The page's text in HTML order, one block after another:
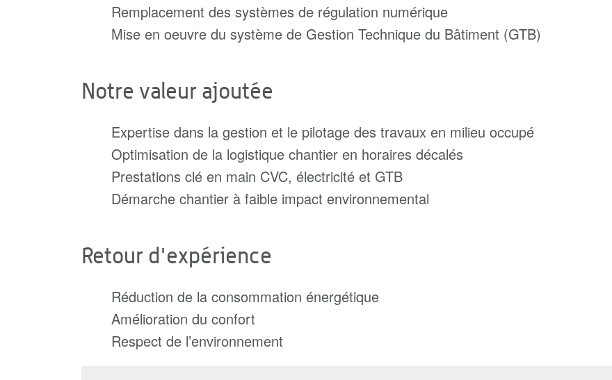
Remplacement des systèmes de régulation numérique
Mise en oeuvre du système de Gestion Technique du Bâtiment (GTB)
Notre valeur ajoutée
Expertise dans la gestion et le pilotage des travaux en milieu occupé
Optimisation de la logistique chantier en horaires décalés
Prestations clé en main CVC, électricité et GTB
Démarche chantier à faible impact environnemental
Retour d'expérience
Réduction de la consommation énergétique
Amélioration du confort
Respect de l’environnement